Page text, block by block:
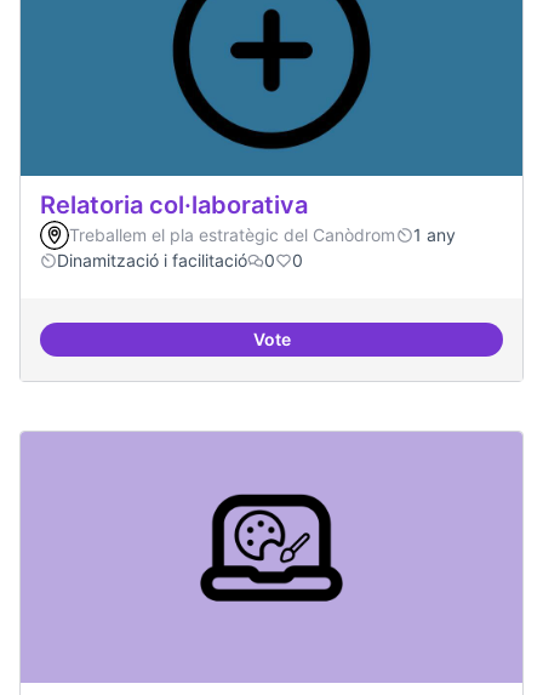
Relatoria col·laborativa
Treballem el pla estratègic del Canòdrom
1 any
Dinamització i facilitació
0 0
VoteRelatoria col·laborativa